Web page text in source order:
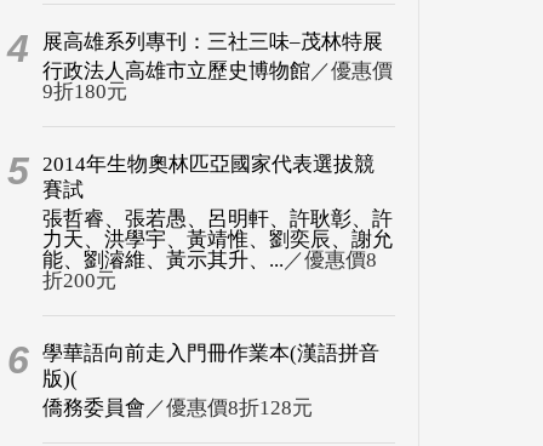
4
展高雄系列專刊：三社三味–茂林特展
行政法人高雄市立歷史博物館／優惠價
9折180元
5 2014年生物奧林匹亞國家代表選拔競
賽試
張哲睿、張若愚、呂明軒、許耿彰、許
力天、洪學宇、黃靖惟、劉奕辰、謝允
能、劉濬維、黃示其升、... ／優惠價8
折200元
6 學華語向前走入門冊作業本(漢語拼音
版)(
僑務委員會 ／優惠價8折128元